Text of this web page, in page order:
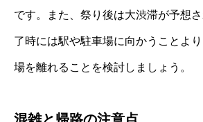
です。また、祭り後は大渋滞が予想
了時には駅や駐車場に向かうことよ
場を離れることを検討しましょう。